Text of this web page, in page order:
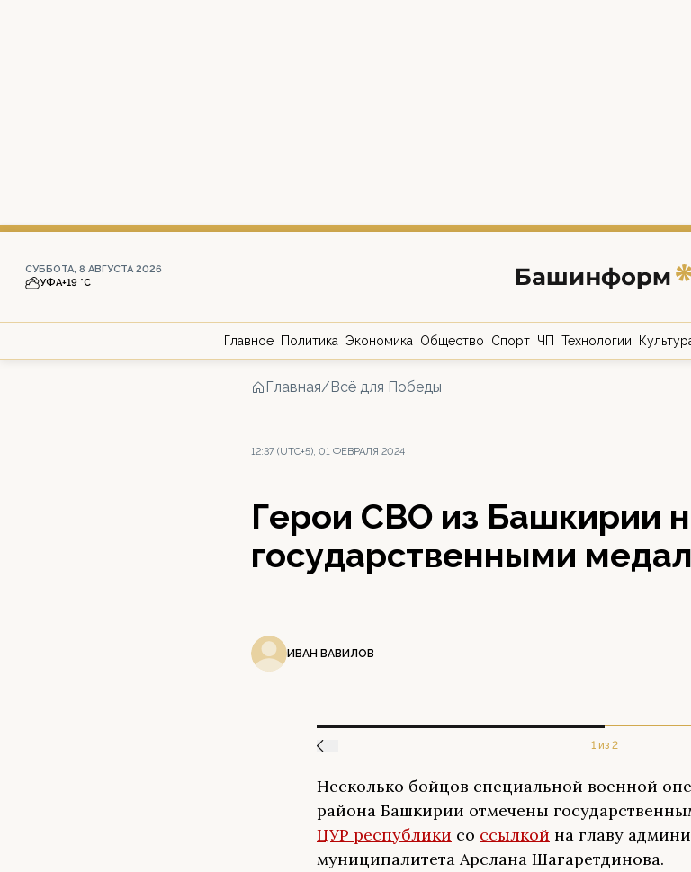
СУББОТА, 8 АВГУСТА 2026
УФА+19 °С
Главное Политика Экономика Общество Спорт ЧП Технологии
Главная/Всё для Победы
12:37 (UTC+5), 01 ФЕВРАЛЯ 2024
Герои СВО из Башкирии
государственными
ИВАН ВАВИЛОВ
1 из 2
Несколько бойцов специальной военной
района Башкирии отмечены
ЦУР республики со ссылкой на главу
муниципалитета Арслана Шагаретдинова.